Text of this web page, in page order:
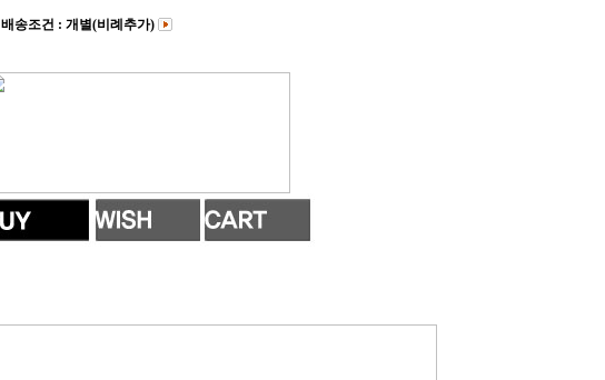
배송조건 : 개별(비례추가)